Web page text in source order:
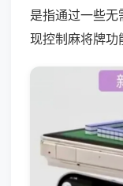
是指通过一些
现控制麻将牌功